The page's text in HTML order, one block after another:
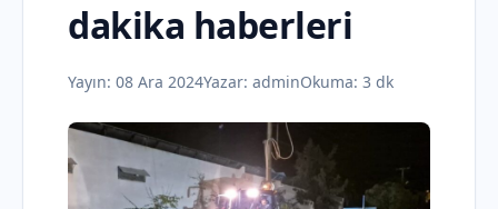
dakika haberleri
Yayın: 08 Ara 2024Yazar: adminOkuma: 3 dk